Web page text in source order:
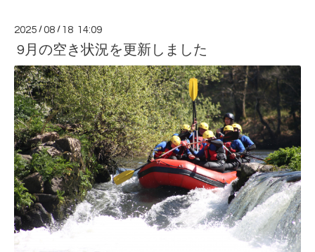
2025 /08 / 18 14:09
9月の空き状況を更新しました